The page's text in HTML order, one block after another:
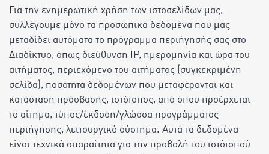
Για την ενημερωτική χρήση των ιστοσελίδων μας,
συλλέγουμε μόνο τα προσωπικά δεδομένα που μας
μεταδίδει αυτόματα το πρόγραμμα περιήγησής σας στο
Διαδίκτυο, όπως διεύθυνση IP, ημερομηνία και ώρα του
αιτήματος, περιεχόμενο του αιτήματος (συγκεκριμένη
σελίδα), ποσότητα δεδομένων που μεταφέρονται και
κατάσταση πρόσβασης, ιστότοπος, από όπου προέρχεται
το αίτημα, τύπος/έκδοση/γλώσσα προγράμματος
περιήγησης, λειτουργικό σύστημα. Αυτά τα δεδομένα
είναι τεχνικά απαραίτητα για την προβολή του ιστότοπού